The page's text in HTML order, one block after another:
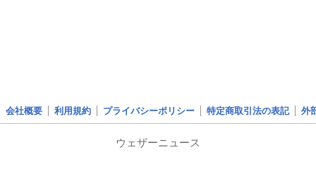
会社概要 利用規約 プライバシーポリシー 特定商取引法の表記 外
ウェザーニュース